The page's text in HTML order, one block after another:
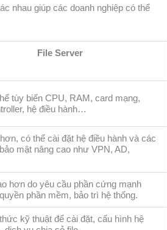
nhau giúp các doanh nghiệp có thể
File Server
tùy biến CPU, RAM, card mạng,
hệ điều hành…
có thể cài đặt hệ điều hành và các
mật nâng cao như VPN, AD,
hơn do yêu cầu phần cứng mạnh
phần mềm, bảo trì hệ thống.
kỹ thuật để cài đặt, cấu hình hệ